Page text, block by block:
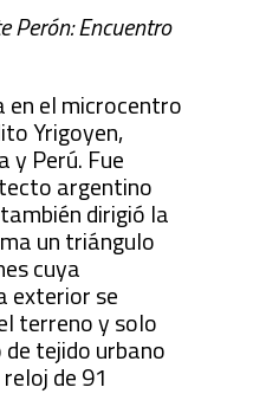
Perón: Encuentro
en el microcentro
Yrigoyen,
y Perú. Fue
argentino
dirigió la
un triángulo
cuya
exterior se
terreno y solo
tejido urbano
de 91